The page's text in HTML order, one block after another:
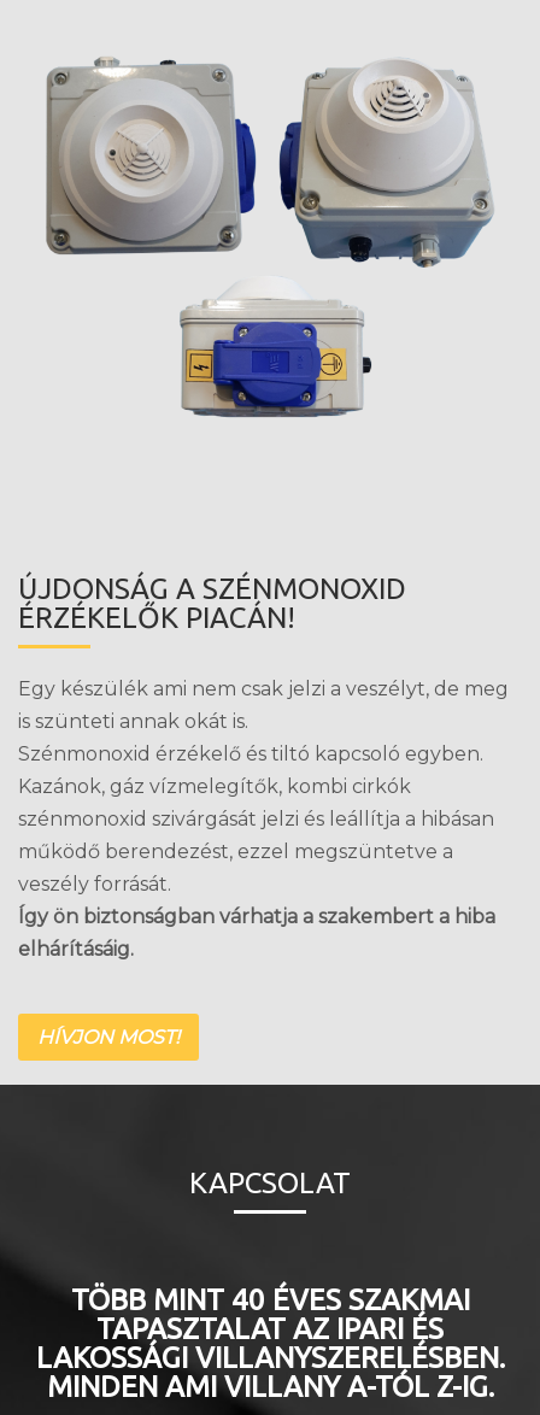
ÚJDONSÁG A SZÉNMONOXID
ÉRZÉKELŐK PIACÁN!
Egy készülék ami nem csak jelzi a veszélyt, de meg
is szünteti annak okát is.
Szénmonoxid érzékelő és tiltó kapcsoló egyben.
Kazánok, gáz vízmelegítők, kombi cirkók
szénmonoxid szivárgását jelzi és leállítja a hibásan
működő berendezést, ezzel megszüntetve a
veszély forrását.
Így ön biztonságban várhatja a szakembert a hiba
elhárításáig.
HÍVJON MOST!
KAPCSOLAT
TÖBB MINT 40 ÉVES SZAKMAI
TAPASZTALAT AZ IPARI ÉS
LAKOSSÁGI VILLANYSZERELÉSBEN.
MINDEN AMI VILLANY A-TÓL Z-IG.